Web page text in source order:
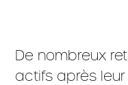
De nombreux
actifs après